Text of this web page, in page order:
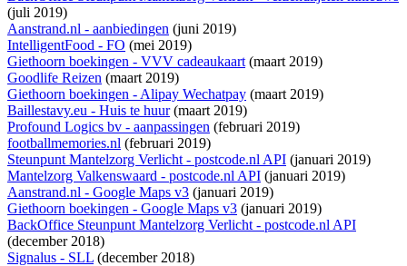
(juli 2019)
Aanstrand.nl - aanbiedingen (juni 2019)
IntelligentFood - FO (mei 2019)
Giethoorn boekingen - VVV cadeaukaart(maart 2019)
Goodlife Reizen (maart 2019)
Giethoorn boekingen - Alipay Wechatpay (maart 2019)
Baillestavy.eu - Huis te huur(maart 2019)
Profound Logics bv - aanpassingen (februari 2019)
footballmemories.nl (februari 2019)
Steunpunt Mantelzorg Verlicht - postcode.nl API (januari 2019)
Mantelzorg Valkenswaard - postcode.nl API (januari 2019)
Aanstrand.nl - Google Maps v3 (januari 2019)
Giethoorn boekingen - Google Maps v3 (januari 2019)
BackOffice Steunpunt Mantelzorg Verlicht - postcode.nl API
(december 2018)
Signalus - SLL (december 2018)